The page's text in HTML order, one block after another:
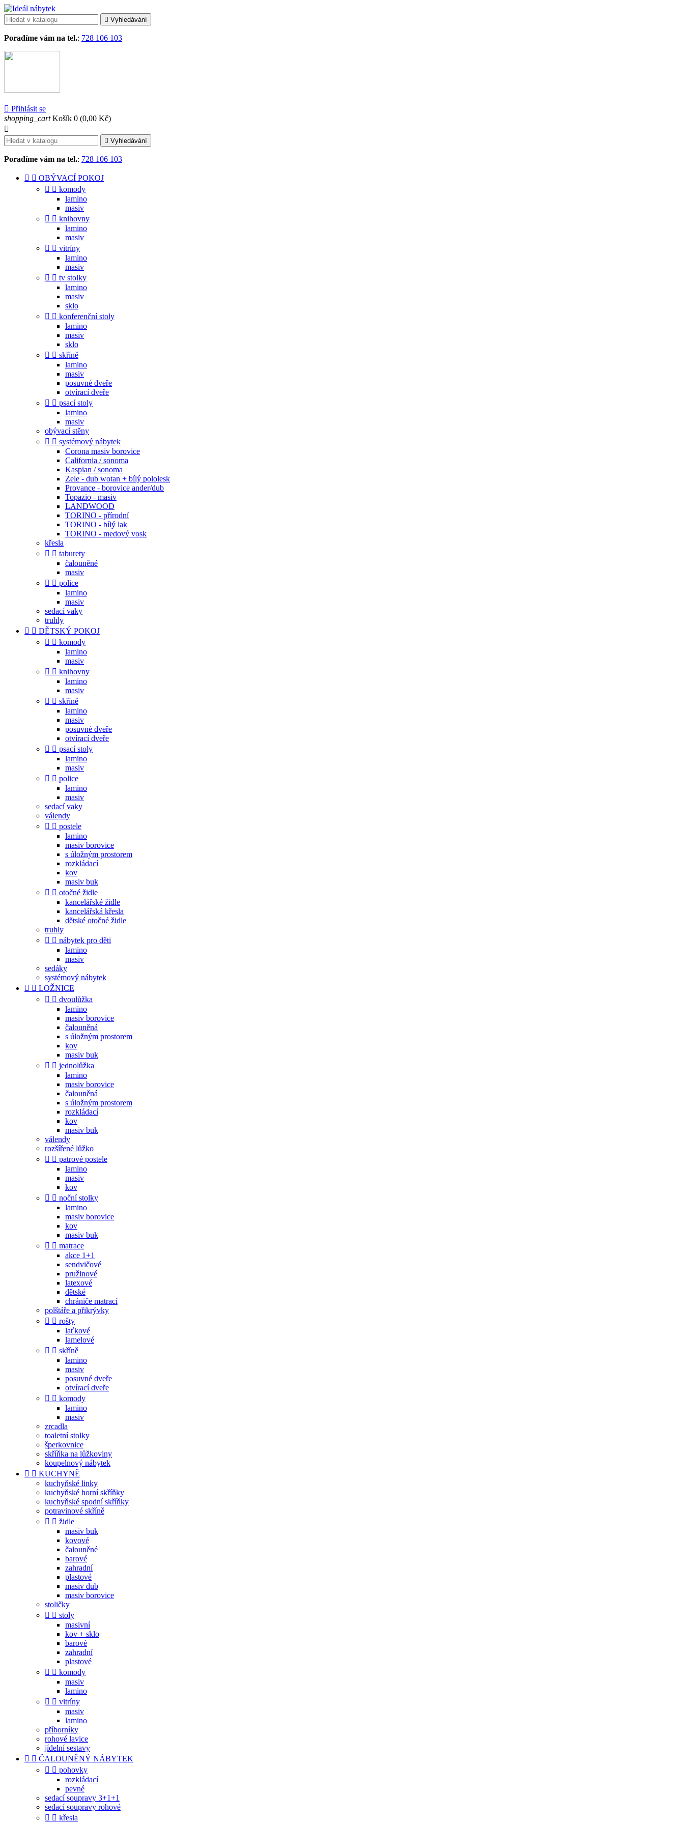
 Vyhledávání
Poradíme vám na tel.: 728 106 103
 Přihlásit se
shopping_cart Košík 0 (0,00 Kč)

 Vyhledávání
Poradíme vám na tel.: 728 106 103
  OBÝVACÍ POKOJ
  komody
lamino
masiv
  knihovny
lamino
masiv
  vitríny
lamino
masiv
  tv stolky
lamino
masiv
sklo
  konferenční stoly
lamino
masiv
sklo
  skříně
lamino
masiv
posuvné dveře
otvírací dveře
  psací stoly
lamino
masiv
obývací stěny
  systémový nábytek
Corona masiv borovice
California / sonoma
Kaspian / sonoma
Zele - dub wotan + bílý pololesk
Provance - borovice ander/dub
Topazio - masiv
LANDWOOD
TORINO - přírodní
TORINO - bílý lak
TORINO - medový vosk
křesla
  taburety
čalouněné
masiv
  police
lamino
masiv
sedací vaky
truhly
  DĚTSKÝ POKOJ
  komody
lamino
masiv
  knihovny
lamino
masiv
  skříně
lamino
masiv
posuvné dveře
otvírací dveře
  psací stoly
lamino
masiv
  police
lamino
masiv
sedací vaky
válendy
  postele
lamino
masiv borovice
s úložným prostorem
rozkládací
kov
masiv buk
  otočné židle
kancelářské židle
kancelářská křesla
dětské otočné židle
truhly
  nábytek pro děti
lamino
masiv
sedáky
systémový nábytek
  LOŽNICE
  dvoulůžka
lamino
masiv borovice
čalouněná
s úložným prostorem
kov
masiv buk
  jednolůžka
lamino
masiv borovice
čalouněná
s úložným prostorem
rozkládací
kov
masiv buk
válendy
rozšířené lůžko
  patrové postele
lamino
masiv
kov
  noční stolky
lamino
masiv borovice
kov
masiv buk
  matrace
akce 1+1
sendvičové
pružinové
latexové
dětské
chrániče matrací
polštáře a přikrývky
  rošty
laťkové
lamelové
  skříně
lamino
masiv
posuvné dveře
otvírací dveře
  komody
lamino
masiv
zrcadla
toaletní stolky
šperkovnice
skříňka na lůžkoviny
koupelnový nábytek
  KUCHYNĚ
kuchyňské linky
kuchyňské horní skříňky
kuchyňské spodní skříňky
potravinové skříně
  židle
masiv buk
kovové
čalouněné
barové
zahradní
plastové
masiv dub
masiv borovice
stoličky
  stoly
masivní
kov + sklo
barové
zahradní
plastové
  komody
masiv
lamino
  vitríny
masiv
lamino
příborníky
rohové lavice
jídelní sestavy
  ČALOUNĚNÝ NÁBYTEK
  pohovky
rozkládací
pevné
sedací soupravy 3+1+1
sedací soupravy rohové
  křesla